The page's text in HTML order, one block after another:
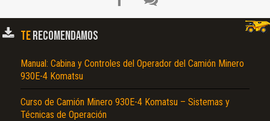
TERECOMENDAMOS
Manual: Cabina y Controles del Operador del Camión Minero
930E-4 Komatsu
Curso de Camión Minero 930E-4 Komatsu – Sistemas y
Técnicas de Operación
Reportar otro tipo de error...